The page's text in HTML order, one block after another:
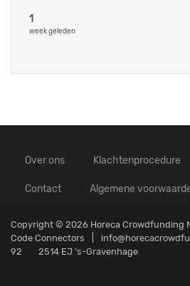
1
week geleden
Over ons Klachtenprocedure
Contact Algemene
Copyright © 2026 Horeca Crowdfunding
Code Connectors
92
2514 EJ 's-Gravenhage